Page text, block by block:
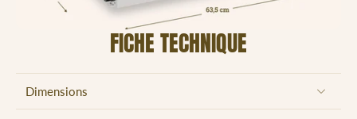
FICHE TECHNIQUE
Dimensions